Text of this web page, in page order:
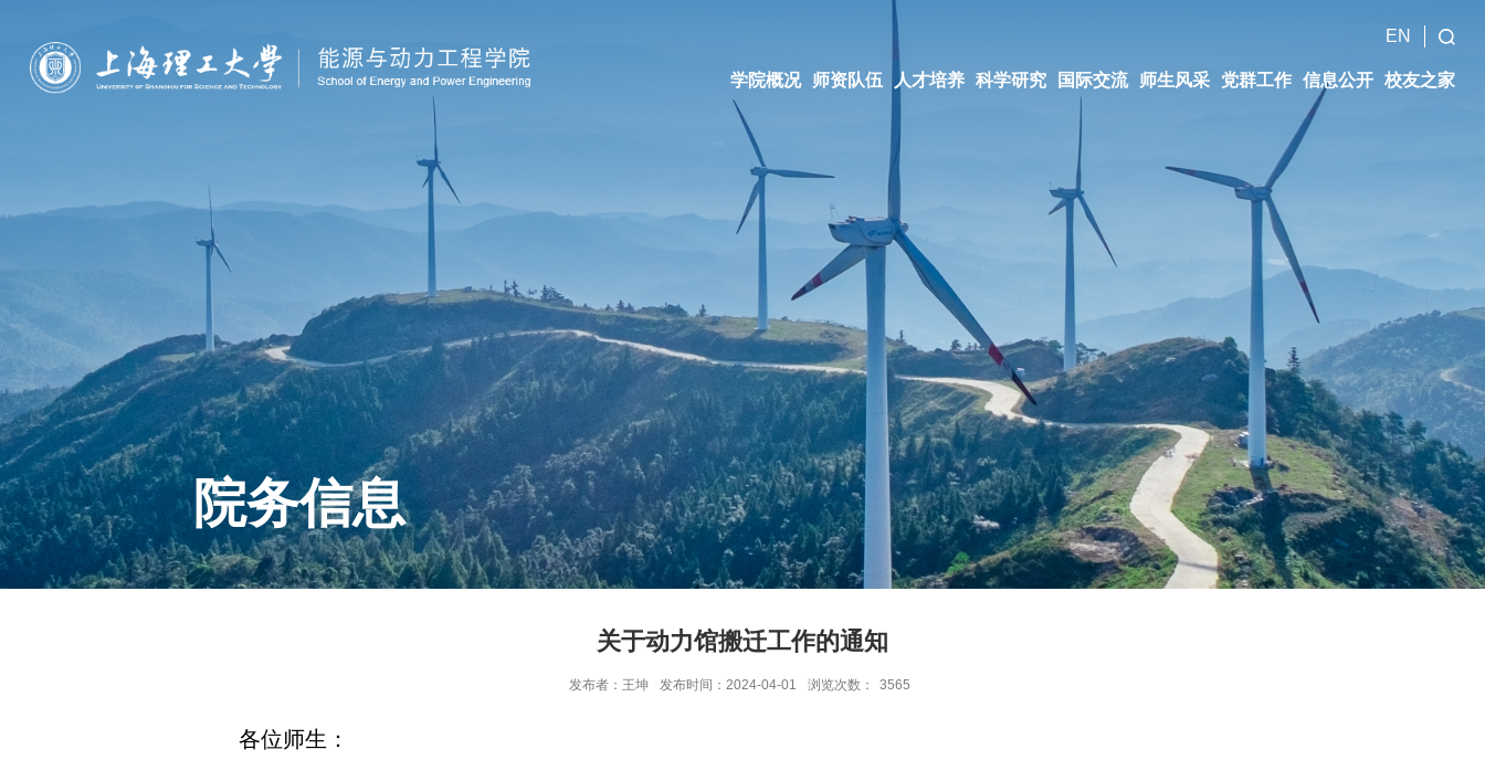
EN
学院概况 师资队伍 人才培养 科学研究 国际交流 师生风采 党群工作 信息公开 校友之家
院务信息
关于动力馆搬迁工作的通知
发布者：王坤 发布时间：2024-04-01 浏览次数： 3565
各位师生：